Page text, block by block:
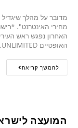
מדובר על מהלך
מחירי האינטרנט".
האחרון נפגש ראש
האופטיים UNLIMITED…
להמשך קריאה
המועצה